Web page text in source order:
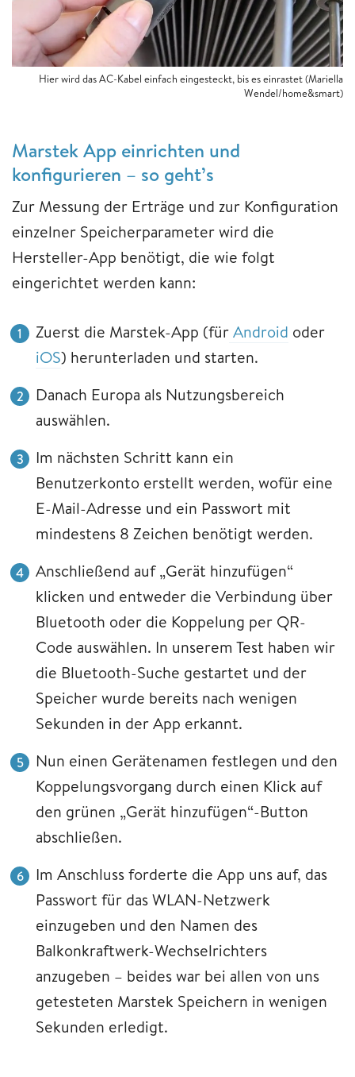
Hier wird das AC-Kabel einfach eingesteckt, bis es einrastet (Mariella
Wendel/home&smart)
Marstek App einrichten und
konfigurieren – so geht’s
Zur Messung der Erträge und zur Konfiguration
einzelner Speicherparameter wird die
Hersteller-App benötigt, die wie folgt
eingerichtet werden kann:
Zuerst die Marstek-App (fürAndroid oder
iOS) herunterladen und starten.
Danach Europa als Nutzungsbereich
auswählen.
Im nächsten Schritt kann ein
Benutzerkonto erstellt werden, wofür eine
E-Mail-Adresse und ein Passwort mit
mindestens 8 Zeichen benötigt werden.
Anschließend auf „Gerät hinzufügen“
klicken und entweder die Verbindung über
Bluetooth oder die Koppelung per QR-
Code auswählen. In unserem Test haben wir
die Bluetooth-Suche gestartet und der
Speicher wurde bereits nach wenigen
Sekunden in der App erkannt.
Nun einen Gerätenamen festlegen und den
Koppelungsvorgang durch einen Klick auf
den grünen „Gerät hinzufügen“-Button
abschließen.
Im Anschluss forderte die App uns auf, das
Passwort für das WLAN-Netzwerk
einzugeben und den Namen des
Balkonkraftwerk-Wechselrichters
anzugeben – beides war bei allen von uns
getesteten Marstek Speichern in wenigen
Sekunden erledigt.